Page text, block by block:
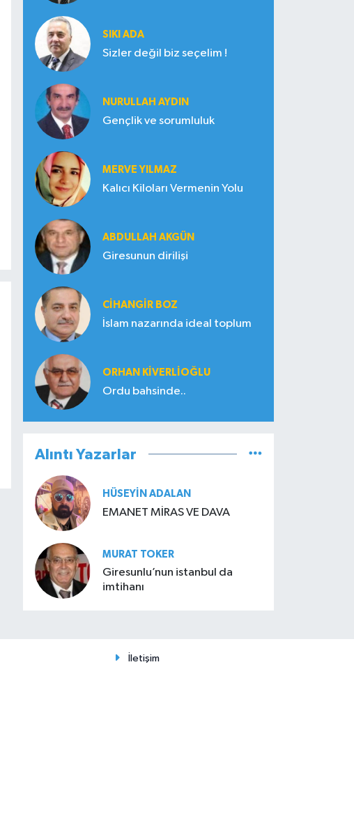
SIKI ADA
Sizler değil biz seçelim !
NURULLAH AYDIN
Gençlik ve sorumluluk
MERVE YILMAZ
Kalıcı Kiloları Vermenin Yolu
ABDULLAH AKGÜN
Giresunun dirilişi
CIHANGIR BOZ
İslam nazarında ideal toplum
ORHAN KIVERLIOĞLU
Ordu bahsinde..
Alıntı Yazarlar
HÜSEYIN ADALAN
EMANET MİRAS VE DAVA
MURAT TOKER
Giresunlu’nun istanbul da
imtihanı
İletişim